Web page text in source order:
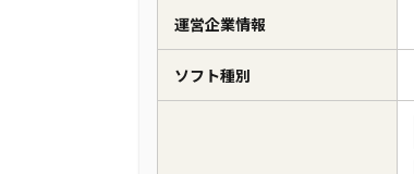
運営企業情報
ソフト種別